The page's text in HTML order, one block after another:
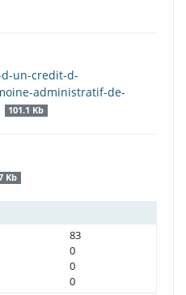
un-credit-d-
administratif-de-
101.1 Kb
Kb
83
0
0
0